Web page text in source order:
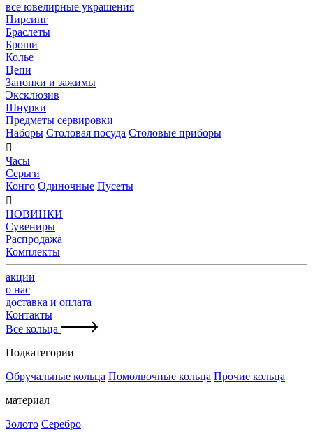
все ювелирные украшения
Пирсинг
Браслеты
Броши
Колье
Цепи
Запонки и зажимы
Эксклюзив
Шнурки
Предметы сервировки
Наборы Столовая посуда Столовые приборы

Часы
Серьги
Конго Одиночные Пусеты

НОВИНКИ
Сувениры
Распродажа
Комплекты
акции
о нас
доставка и оплата
Контакты
Все кольца
Подкатегории
Обручальные кольца Помолвочные кольца Прочие кольца
материал
Золото Серебро